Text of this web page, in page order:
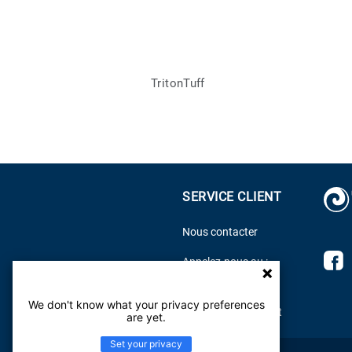
TritonTuff
SERVICE CLIENT
Nous contacter
Appelez-nous au :
Centre d'aide Tarkett
We don't know what your privacy preferences
are yet.
Set your privacy